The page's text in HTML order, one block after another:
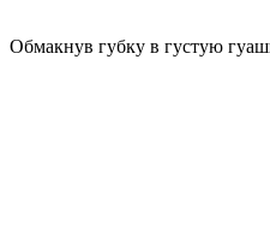
Обмакнув губку в густую